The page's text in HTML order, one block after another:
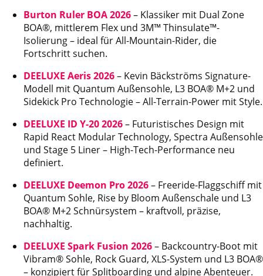
Burton Ruler BOA 2026– Klassiker mit Dual Zone
BOA®, mittlerem Flex und 3M™ Thinsulate™-
Isolierung – ideal für All-Mountain-Rider, die
Fortschritt suchen.
DEELUXE Aeris 2026– Kevin Bäckströms Signature-
Modell mit Quantum Außensohle, L3 BOA® M+2 und
Sidekick Pro Technologie – All-Terrain-Power mit Style.
DEELUXE ID Y-20 2026– Futuristisches Design mit
Rapid React Modular Technology, Spectra Außensohle
und Stage 5 Liner – High-Tech-Performance neu
definiert.
DEELUXE Deemon Pro 2026– Freeride-Flaggschiff mit
Quantum Sohle, Rise by Bloom Außenschale und L3
BOA® M+2 Schnürsystem – kraftvoll, präzise,
nachhaltig.
DEELUXE Spark Fusion 2026– Backcountry-Boot mit
Vibram® Sohle, Rock Guard, XLS-System und L3 BOA®
– konzipiert für Splitboarding und alpine Abenteuer.